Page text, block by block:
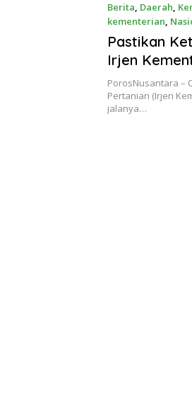
Berita, Daerah,
kementerian,
Mei 17, 2023
Pastikan
Irjen
Kabupaten
PorosNusantara –
Pertanian (Irjen
jalanya…